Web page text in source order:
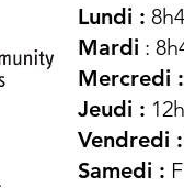
Lundi :
Mardi :
Mercredi :
Jeudi :
Vendredi :
Samedi :